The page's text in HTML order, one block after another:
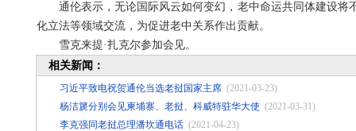
通伦表示，无论国际风云如何变幻，老中命运共同体建设
化立法等领域交流，为促进老中关系作出贡献。
雪克来提·扎克尔参加会见。
相关新闻：
习近平致电祝贺通伦当选老挝国家主席 (2021-03-23)
杨洁篪分别会见柬埔寨、老挝、科威特驻华大使 (2021-03-31)
李克强同老挝总理潘坎通电话 (2021-04-23)